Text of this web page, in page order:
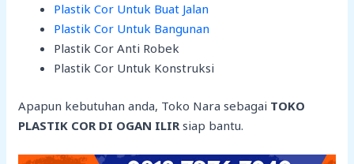
Plastik Cor Untuk Buat Jalan
Plastik Cor Untuk Bangunan
Plastik Cor Anti Robek
Plastik Cor Untuk Konstruksi
Apapun kebutuhan anda, Toko Nara sebagai TOKO
PLASTIK COR DI OGAN ILIRsiap bantu.